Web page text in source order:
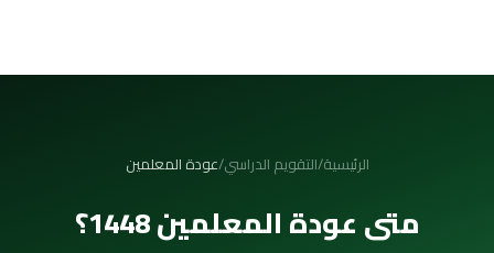
الرئيسية/التقويم الدراسي/عودة المعلمين
متى عودة المعلمين 1448؟